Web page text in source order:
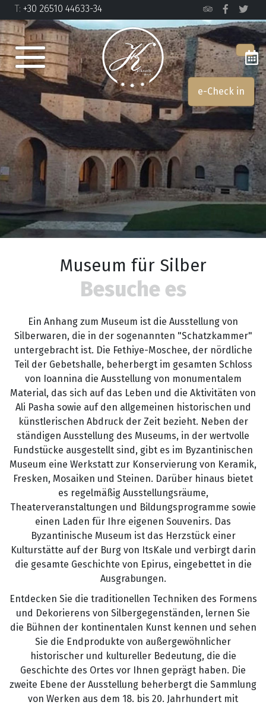
Τ: +30 26510 44633-34
e-Check in
Museum für Silber
Besuche es
Ein Anhang zum Museum ist die Ausstellung von
Silberwaren, die in der sogenannten "Schatzkammer"
untergebracht ist. Die Fethiye-Moschee, der nördliche
Teil der Gebetshalle, beherbergt im gesamten Schloss
von Ioannina die Ausstellung von monumentalem
Material, das sich auf das Leben und die Aktivitäten von
Ali Pasha sowie auf den allgemeinen historischen und
künstlerischen Abdruck der Zeit bezieht. Neben der
ständigen Ausstellung des Museums, in der wertvolle
Fundstücke ausgestellt sind, gibt es im Byzantinischen
Museum eine Werkstatt zur Konservierung von Keramik,
Fresken, Mosaiken und Steinen. Darüber hinaus bietet
es regelmäßig Ausstellungsräume,
Theaterveranstaltungen und Bildungsprogramme sowie
einen Laden für Ihre eigenen Souvenirs. Das
Byzantinische Museum ist das Herzstück einer
Kulturstätte auf der Burg von ItsKale und verbirgt darin
die gesamte Geschichte von Epirus, eingebettet in die
Ausgrabungen.
Entdecken Sie die traditionellen Techniken des Formens
und Dekorierens von Silbergegenständen, lernen Sie
die Bühnen der kontinentalen Kunst kennen und sehen
Sie die Endprodukte von außergewöhnlicher
historischer und kultureller Bedeutung, die die
Geschichte des Ortes vor Ihnen geprägt haben. Die
zweite Ebene der Ausstellung beherbergt die Sammlung
von Werken aus dem 18. bis 20. Jahrhundert mit